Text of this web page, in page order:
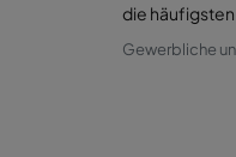
die
Gewerbliche